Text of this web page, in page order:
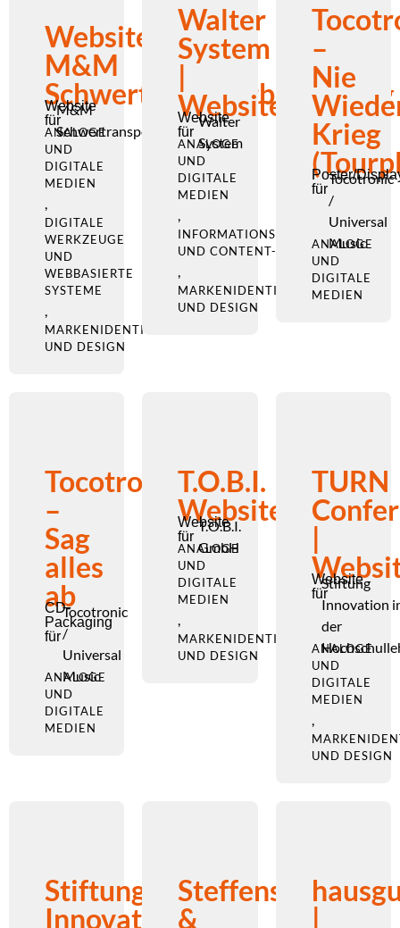
Website
M&M
Schwertransportbegleitung
Website
für
M&M
Schwertransportbegleitung
ANALOGE
UND
DIGITALE
MEDIEN
,
DIGITALE
WERKZEUGE
UND
WEBBASIERTE
SYSTEME
,
MARKENIDENTITÄT
UND DESIGN
Walter
System
|
Website
Website
für
Walter
System
ANALOGE
UND
DIGITALE
MEDIEN
,
INFORMATIONSARCHITEKTUR
UND CONTENT-STRATEGIE
,
MARKENIDENTITÄT
UND DESIGN
–
Nie
Krieg
Poster/
für
Tocotronic
/
Universal
Music
ANALOGE
UND
DIGITALE
MEDIEN
Tocotronic
–
Sag
alles
ab
CD-
Packaging
für
Tocotronic
/
Universal
Music
ANALOGE
UND
DIGITALE
MEDIEN
T.O.B.I.
Website
Website
für
T.O.B.I.
GmbH
ANALOGE
UND
DIGITALE
MEDIEN
,
MARKENIDENTITÄT
UND DESIGN
TURN
Website
für
Stiftung
Innovation
der
ANALOGE
UND
DIGITALE
MEDIEN
,
UND DESIGN
Stiftung
Innovation
Steffens
&